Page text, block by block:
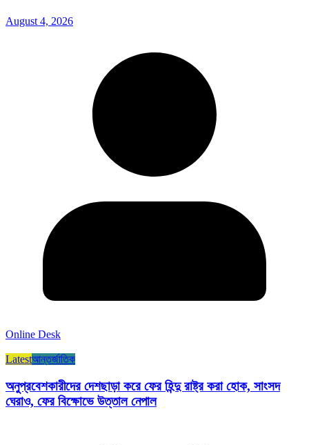
August 4, 2026
Online Desk
Latestআন্তর্জাতিক
অনুপ্রবেশকারীদের দেশছাড়া করে ফের হিন্দু রাষ্ট্র করা হোক, সাংসদ
ঘেরাও, ফের বিক্ষোভে উত্তাল নেপাল